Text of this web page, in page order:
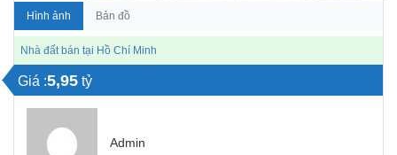
Hình ảnh Bản đồ
Nhà đất bán tại Hồ Chí Minh
Giá :5,95 tỷ
Admin